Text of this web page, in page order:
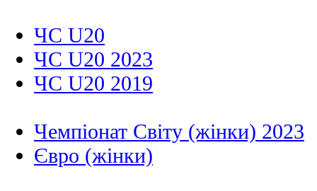
ЧС U20
ЧС U20 2023
ЧС U20 2019
Чемпіонат Світу (жінки) 2023
Євро (жінки)